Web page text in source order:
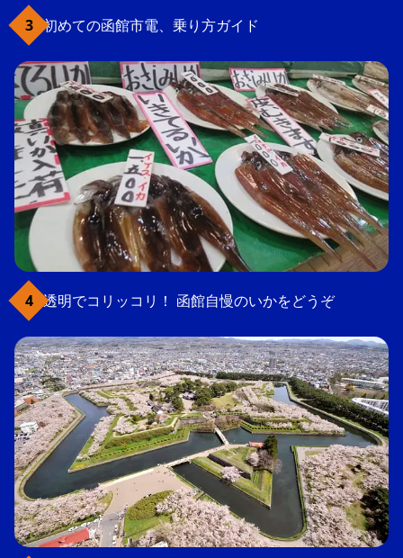
初めての函館市電、乗り方ガイド
透明でコリッコリ！ 函館自慢のいかをどうぞ